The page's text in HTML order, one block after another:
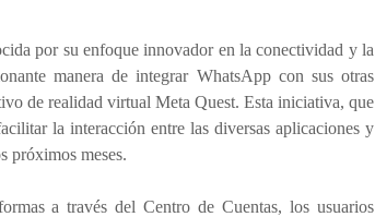
por su enfoque innovador en la conectividad y la
manera de integrar WhatsApp con sus otras
de realidad virtual Meta Quest. Esta iniciativa, que
la interacción entre las diversas aplicaciones y
próximos meses.
a través del Centro de Cuentas, los usuarios